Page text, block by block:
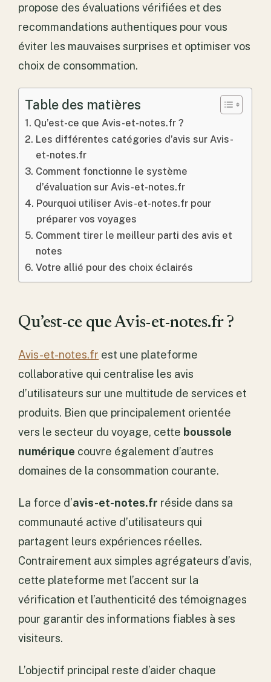
propose des évaluations vérifiées et des
recommandations authentiques pour vous
éviter les mauvaises surprises et optimiser vos
choix de consommation.
Table des matières
Qu’est-ce que Avis-et-notes.fr ?
Les différentes catégories d’avis sur Avis-
et-notes.fr
Comment fonctionne le système
d’évaluation sur Avis-et-notes.fr
Pourquoi utiliser Avis-et-notes.fr pour
préparer vos voyages
Comment tirer le meilleur parti des avis et
notes
Votre allié pour des choix éclairés
Qu’est-ce que Avis-et-notes.fr ?
Avis-et-notes.fr est une plateforme
collaborative qui centralise les avis
d’utilisateurs sur une multitude de services et
produits. Bien que principalement orientée
vers le secteur du voyage, cette boussole
numérique couvre également d’autres
domaines de la consommation courante.
La force d’avis-et-notes.fr réside dans sa
communauté active d’utilisateurs qui
partagent leurs expériences réelles.
Contrairement aux simples agrégateurs d’avis,
cette plateforme met l’accent sur la
vérification et l’authenticité des témoignages
pour garantir des informations fiables à ses
visiteurs.
L’objectif principal reste d’aider chaque